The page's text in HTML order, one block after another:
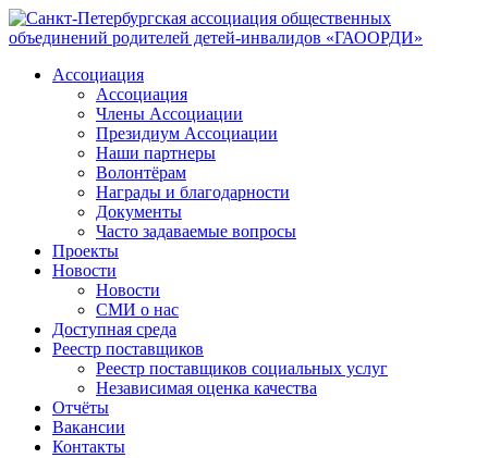
Ассоциация
Ассоциация
Члены Ассоциации
Президиум Ассоциации
Наши партнеры
Волонтёрам
Награды и благодарности
Документы
Часто задаваемые вопросы
Проекты
Новости
Новости
СМИ о нас
Доступная среда
Реестр поставщиков
Реестр поставщиков социальных услуг
Независимая оценка качества
Отчёты
Вакансии
Контакты